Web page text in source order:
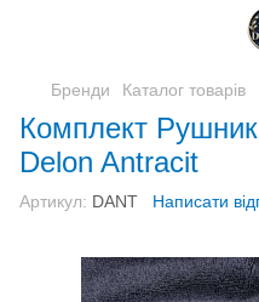
Бренди Каталог товарів
Комплект
Delon Antracit
Артикул: DANT Написати